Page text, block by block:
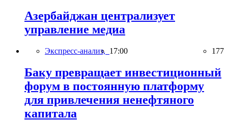
Азербайджан централизует
управление медиа
Экспресс-анализ, 17:00 177
Баку превращает инвестиционный
форум в постоянную платформу
для привлечения ненефтяного
капитала